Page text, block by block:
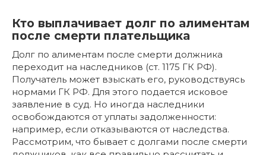
Кто выплачивает долг по алиментам
после смерти плательщика
Долг по алиментам после смерти должника
переходит на наследников (ст. 1175 ГК РФ).
Получатель может взыскать его, руководствуясь
нормами ГК РФ. Для этого подается исковое
заявление в суд. Но иногда наследники
освобождаются от уплаты задолженности:
например, если отказываются от наследства.
Рассмотрим, что бывает с долгами после смерти